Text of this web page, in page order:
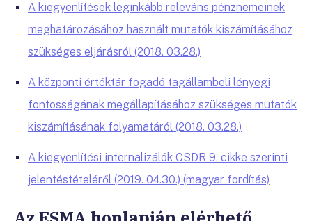
A kiegyenlítések leginkább releváns pénznemeinek
meghatározásához használt mutatók kiszámításához
szükséges eljárásról (2018. 03.28.)
A központi értéktár fogadó tagállambeli lényegi
fontosságának megállapításához szükséges mutatók
kiszámításának folyamatáról (2018. 03.28.)
A kiegyenlítési internalizálók CSDR 9. cikke szerinti
jelentéstételéről (2019. 04.30.) (magyar fordítás)